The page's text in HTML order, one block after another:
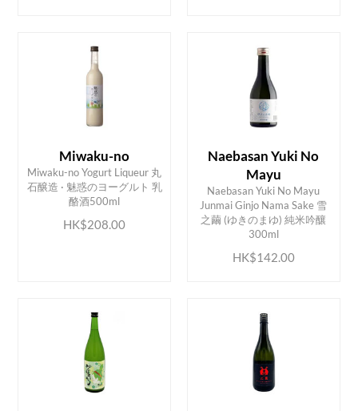
Miwaku-no
Miwaku-no Yogurt Liqueur 丸
石醸造 · 魅惑のヨーグルト 乳
酪酒500ml
HK$208.00
ADD TO CART
Naebasan Yuki No
Mayu
Naebasan Yuki No Mayu
Junmai Ginjo Nama Sake 雪
之繭 (ゆきのまゆ) 純米吟釀
300ml
HK$142.00
ADD TO CART